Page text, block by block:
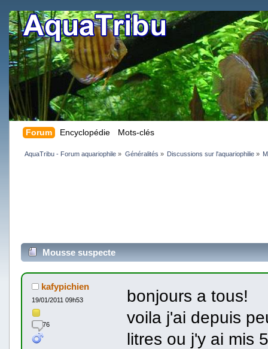
Forum Encyclopédie Mots-clés
AquaTribu - Forum aquariophile » Généralités » Discussions sur l'aquariophilie»
Mousse suspecte
kafypichien
19/01/2011 09h53
76
bonjours a tous!
voila j'ai depuis
litres ou j'y ai mis